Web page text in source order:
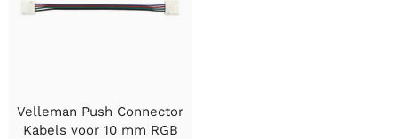
Velleman Push Connector
Kabels voor 10 mm RGB